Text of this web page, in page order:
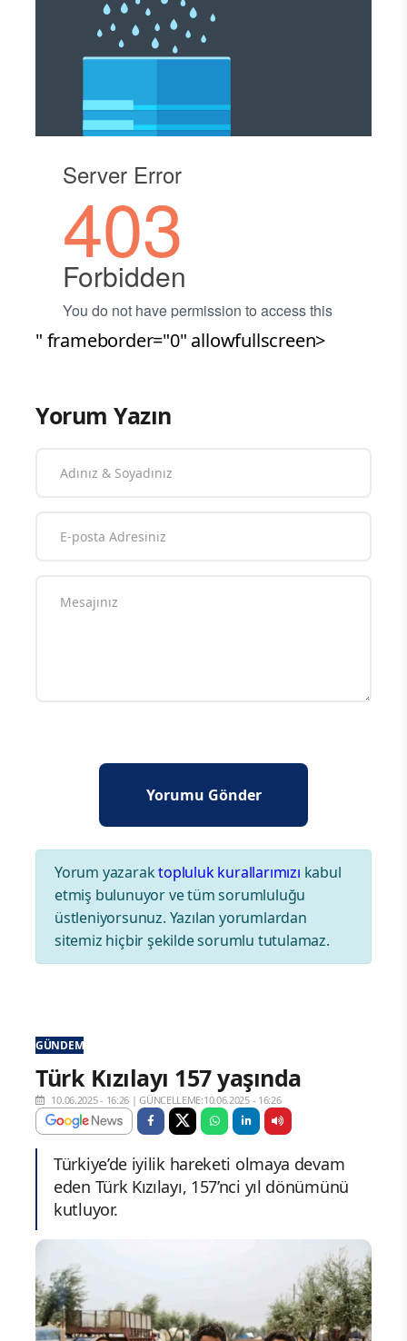
" frameborder="0" allowfullscreen>
Yorum Yazın
Yorum yazaraktopluluk kurallarımızı kabul
etmiş bulunuyor ve tüm sorumluluğu
üstleniyorsunuz. Yazılan yorumlardan
sitemiz hiçbir şekilde sorumlu tutulamaz.
GÜNDEM
Türk Kızılayı 157 yaşında
10.06.2025 - 16:26 |GÜNCELLEME:10.06.2025 - 16:26
Türkiye’de iyilik hareketi olmaya devam
eden Türk Kızılayı, 157’nci yıl dönümünü
kutluyor.